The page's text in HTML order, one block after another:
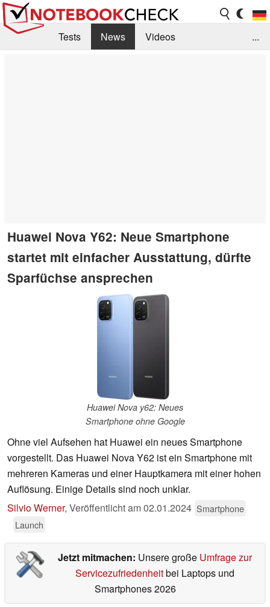
Tests News
Videos
...
Huawei Nova Y62: Neue Smartphone
startet mit einfacher Ausstattung, dürfte
Sparfüchse ansprechen
Huawei Nova y62: Neues
Smartphone ohne Google
Ohne viel Aufsehen hat Huawei ein neues Smartphone
vorgestellt. Das Huawei Nova Y62 ist ein Smartphone mit
mehreren Kameras und einer Hauptkamera mit einer hohen
Auflösung. Einige Details sind noch unklar.
Silvio Werner, Veröffentlicht am02.01.2024 Smartphone
Launch
Jetzt mitmachen: Unsere große Umfrage zur
Servicezufriedenheitbei Laptops und
Smartphones 2026